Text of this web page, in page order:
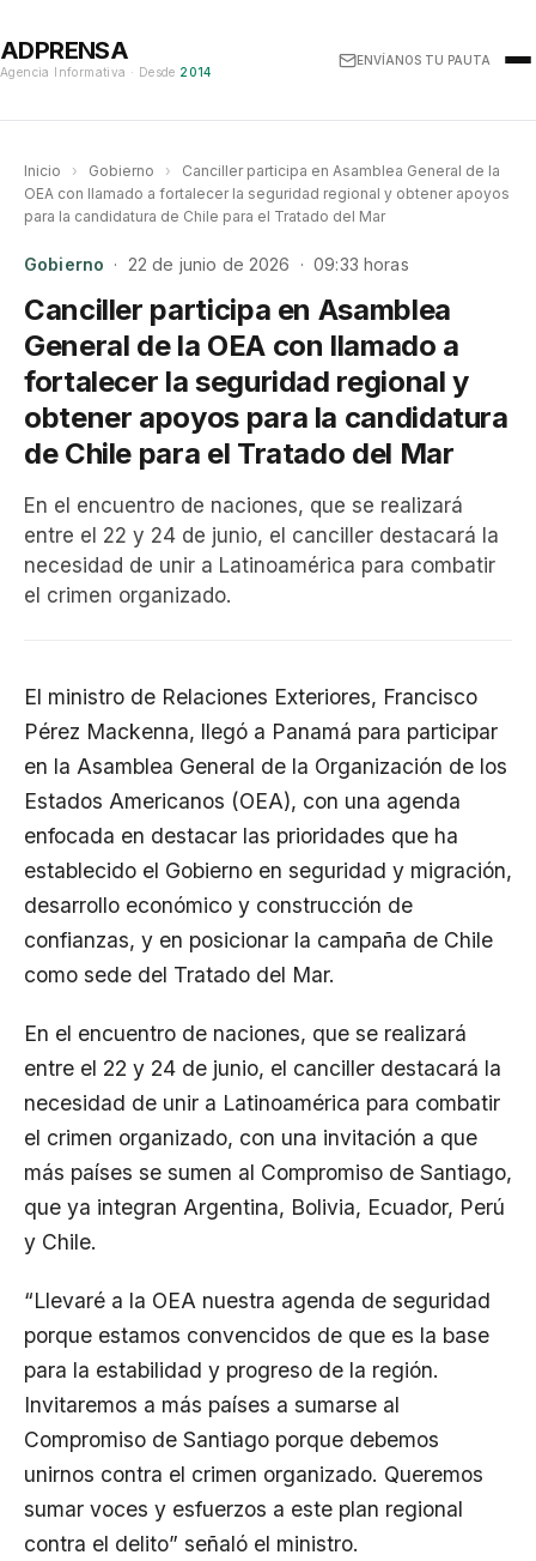
ADPRENSA
Agencia Informativa · Desde 2014
ENVÍANOS TU PAUTA
Inicio › Gobierno ›
Canciller participa en Asamblea General de la
OEA con llamado a fortalecer la seguridad regional y obtener apoyos
para la candidatura de Chile para el Tratado del Mar
Gobierno · 22 de junio de 2026 · 09:33 horas
Canciller participa en Asamblea
General de la OEA con llamado a
fortalecer la seguridad regional y
obtener apoyos para la candidatura
de Chile para el Tratado del Mar
En el encuentro de naciones, que se realizará
entre el 22 y 24 de junio, el canciller destacará la
necesidad de unir a Latinoamérica para combatir
el crimen organizado.
El ministro de Relaciones Exteriores, Francisco
Pérez Mackenna, llegó a Panamá para participar
en la Asamblea General de la Organización de los
Estados Americanos (OEA), con una agenda
enfocada en destacar las prioridades que ha
establecido el Gobierno en seguridad y migración,
desarrollo económico y construcción de
confianzas, y en posicionar la campaña de Chile
como sede del Tratado del Mar.
En el encuentro de naciones, que se realizará
entre el 22 y 24 de junio, el canciller destacará la
necesidad de unir a Latinoamérica para combatir
el crimen organizado, con una invitación a que
más países se sumen al Compromiso de Santiago,
que ya integran Argentina, Bolivia, Ecuador, Perú
y Chile.
“Llevaré a la OEA nuestra agenda de seguridad
porque estamos convencidos de que es la base
para la estabilidad y progreso de la región.
Invitaremos a más países a sumarse al
Compromiso de Santiago porque debemos
unirnos contra el crimen organizado. Queremos
sumar voces y esfuerzos a este plan regional
contra el delito” señaló el ministro.